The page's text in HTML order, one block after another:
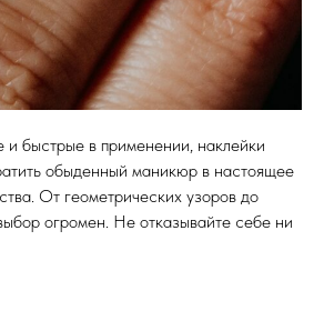
и быстрые в применении, наклейки
обыденный маникюр в настоящее
От геометрических узоров до
огромен. Не отказывайте себе ни